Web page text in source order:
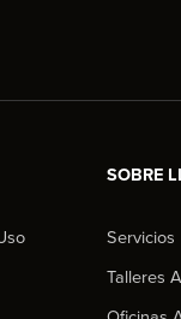
SOBRE
Servicios
Talleres